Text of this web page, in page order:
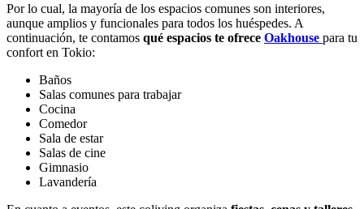
Por lo cual, la mayoría de los espacios comunes son interiores,
aunque amplios y funcionales para todos los huéspedes. A
continuación, te contamos qué espacios te ofrece Oakhouse para tu
confort en Tokio:
Baños
Salas comunes para trabajar
Cocina
Comedor
Sala de estar
Salas de cine
Gimnasio
Lavandería